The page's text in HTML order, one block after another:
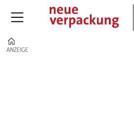
ANZEIGE
ANZEIGE